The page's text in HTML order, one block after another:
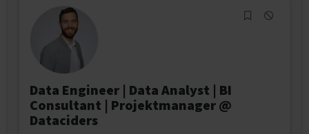
Data Engineer | Data Analyst | BI
Consultant | Projektmanager @
Dataciders